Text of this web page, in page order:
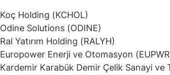
Koç Holding (KCHOL)
Odine Solutions (ODINE)
Ral Yatırım Holding (RALYH)
Europower Enerji ve Otomasyon
Kardemir Karabük Demir Çelik Sanayi ve